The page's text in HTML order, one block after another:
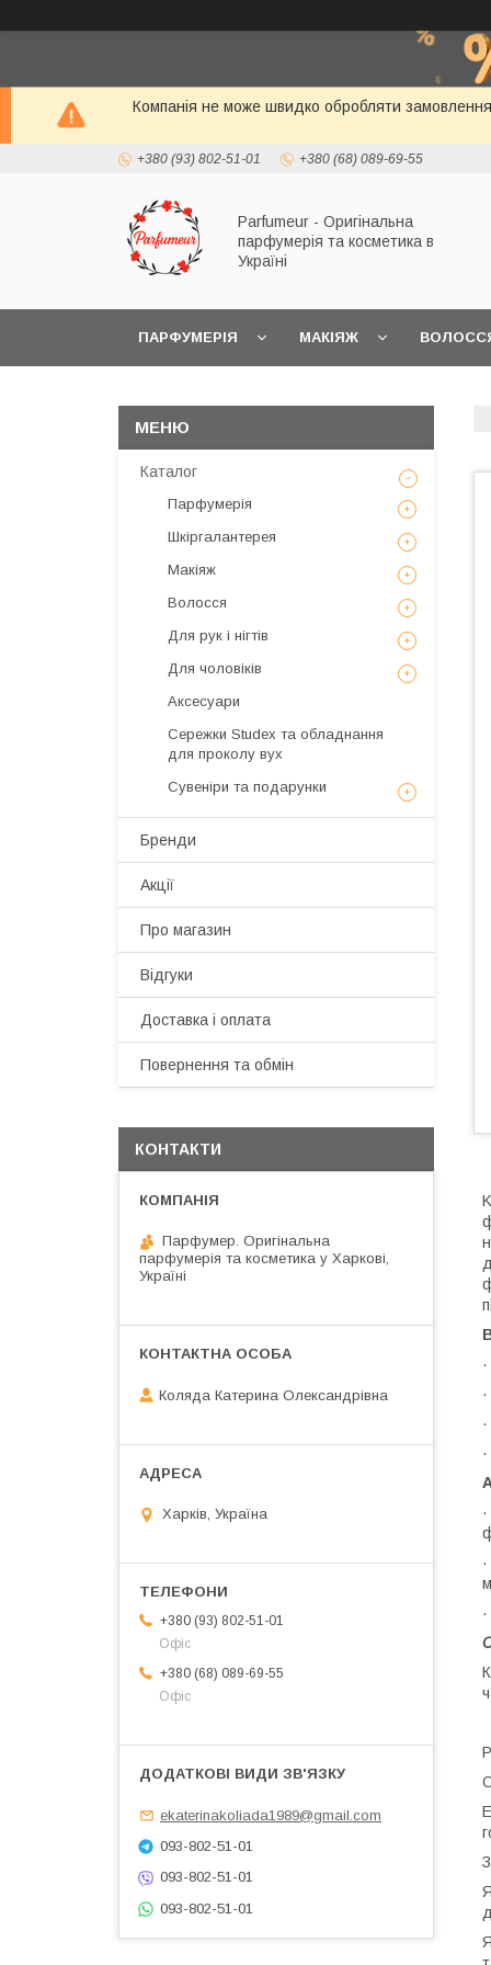
Компанія не може швидко обробляти
+380 (93) 802-51-01 +380 (68) 089-69-55
Parfumeur - Оригінальна
парфумерія та косметика в
Україні
ПАРФУМЕРІЯ МАКІЯЖ
Каталог
Парфумерія
Шкіргалантерея
Макіяж
Волосся
Для рук і нігтів
Для чоловіків
Аксесуари
Сережки Studex та обладнання
для проколу вух
Сувеніри та подарунки
Бренди
Акції
Про магазин
Відгуки
Доставка і оплата
Повернення та обмін
КОНТАКТИ
Парфумер. Оригінальна
парфумерія та косметика у Харкові,
Україні
Коляда Катерина Олександрівна
Харків, Україна
+380 (93) 802-51-01
Офіс
+380 (68) 089-69-55
Офіс
ekaterinakoliada1989@gmail.com
093-802-51-01
093-802-51-01
093-802-51-01